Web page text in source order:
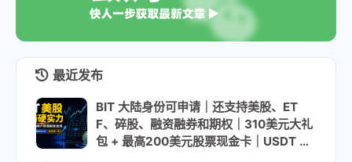
最近发布
BIT 大陆身份可申请｜还支持美股、ET
F、碎股、融资融券和期权｜310美元大礼
包 + 最高200美元股票现金卡｜USDT US